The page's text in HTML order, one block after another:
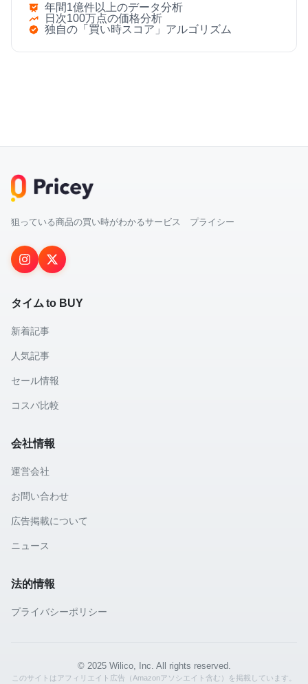
年間1億件以上のデータ分析
日次100万点の価格分析
独自の「買い時スコア」アルゴリズム
狙っている商品の買い時がわかるサービス プライシー
タイム to BUY
新着記事
人気記事
セール情報
コスパ比較
会社情報
運営会社
お問い合わせ
広告掲載について
ニュース
法的情報
プライバシーポリシー
© 2025 Wilico, Inc. All rights reserved.
このサイトはアフィリエイト広告（Amazonアソシエイト含む）を掲載しています。